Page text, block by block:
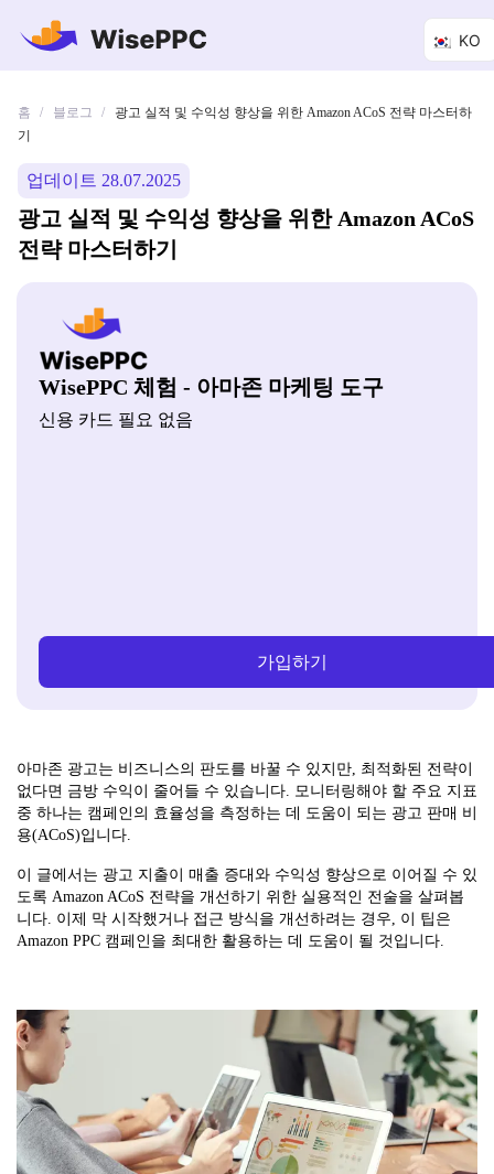
KO
홈 / 블로그 /
광고 실적 및 수익성 향상을 위한 Amazon ACoS 전략 마스터하
기
업데이트 28.07.2025
광고 실적 및 수익성 향상을 위한 Amazon ACoS
전략 마스터하기
WisePPC 체험 - 아마존 마케팅 도구
신용 카드 필요 없음
가입하기
아마존 광고는 비즈니스의 판도를 바꿀 수 있지만, 최적화된 전략이
없다면 금방 수익이 줄어들 수 있습니다. 모니터링해야 할 주요 지표
중 하나는 캠페인의 효율성을 측정하는 데 도움이 되는 광고 판매 비
용(ACoS)입니다.
이 글에서는 광고 지출이 매출 증대와 수익성 향상으로 이어질 수 있
도록 Amazon ACoS 전략을 개선하기 위한 실용적인 전술을 살펴봅
니다. 이제 막 시작했거나 접근 방식을 개선하려는 경우, 이 팁은
Amazon PPC 캠페인을 최대한 활용하는 데 도움이 될 것입니다.